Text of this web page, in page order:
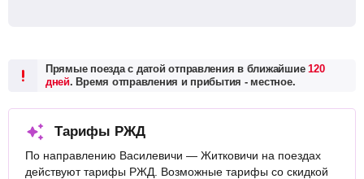
Прямые поезда с датой отправления в ближайшие120
дней. Время отправления и прибытия - местное.
Тарифы РЖД
По направлению Василевичи — Житковичи на поездах
действуют тарифы РЖД. Возможные тарифы со скидкой